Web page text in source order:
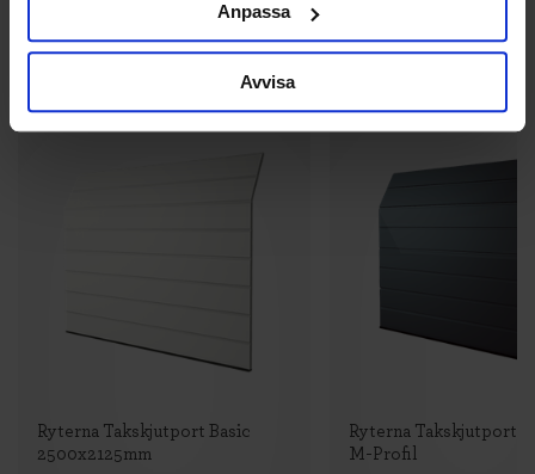
Anpassa
Avvisa
VÅRA MEST PRISVÄRDA PORTAR
Ryterna Takskjutport Basic
2500x2125mm
Ryterna Takskjutport
M-Profil